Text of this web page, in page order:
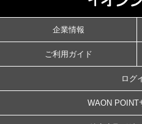
企業情報
ご利用ガイド
ログ
WAON POINT